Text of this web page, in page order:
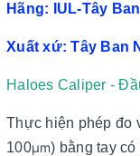
Hãng: IUL-Tây
Xuất xứ: Tây Ban
Haloes Caliper -
Thực hiện phép đo
100µm) bằng tay